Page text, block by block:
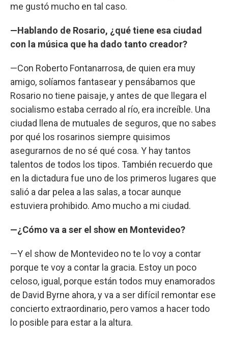
me gustó mucho en tal caso.
—Hablando de Rosario, ¿qué tiene esa ciudad
con la música que ha dado tanto creador?
—Con Roberto Fontanarrosa, de quien era muy
amigo, solíamos fantasear y pensábamos que
Rosario no tiene paisaje, y antes de que llegara el
socialismo estaba cerrado al río, era increíble. Una
ciudad llena de mutuales de seguros, que no sabes
por qué los rosarinos siempre quisimos
asegurarnos de no sé qué cosa. Y hay tantos
talentos de todos los tipos. También recuerdo que
en la dictadura fue uno de los primeros lugares que
salió a dar pelea a las salas, a tocar aunque
estuviera prohibido. Amo mucho a mi ciudad.
—¿Cómo va a ser el show en Montevideo?
—Y el show de Montevideo no te lo voy a contar
porque te voy a contar la gracia. Estoy un poco
celoso, igual, porque están todos muy enamorados
de David Byrne ahora, y va a ser difícil remontar ese
concierto extraordinario, pero vamos a hacer todo
lo posible para estar a la altura.